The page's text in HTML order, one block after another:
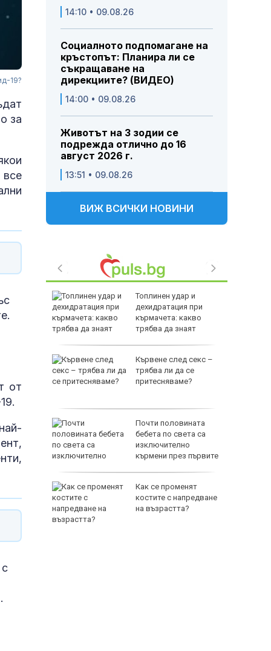
19?
за
все
от
14:10 • 09.08.26
Социалното подпомагане на
кръстопът: Планира ли се
съкращаване на
дирекциите? (ВИДЕО)
14:00 • 09.08.26
Животът на 3 зодии се
подрежда отлично до 16
август 2026 г.
13:51 • 09.08.26
ВИЖ ВСИЧКИ НОВИНИ
път
над
Топлинен удар и
дехидратация при
кърмачета: какво
трябва да знаят
Кървене след секс –
трябва ли да се
притесняваме?
Почти половината
бебета по света са
изключително
кърмени през първите
Как се променят
костите с напредване
на възрастта?